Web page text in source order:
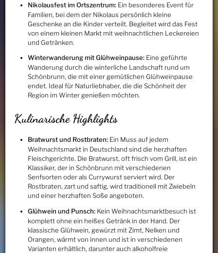
Nikolausfest im Ortszentrum:Ein besonderes Event für
Familien, bei dem der Nikolaus persönlich kleine
Geschenke an die Kinder verteilt. Begleitet wird das Fest
von einem kleinen Markt mit weihnachtlichen Leckereien
und Getränken.
Winterwanderung mit Glühweinpause:Eine geführte
Wanderung durch die winterliche Landschaft rund um
Schönbrunn, die mit einer gemütlichen Glühweinpause
endet. Ideal für Naturliebhaber, die die Schönheit der
Region im Winter genießen möchten.
Kulinarische Highlights
Bratwurst und Rostbraten:Ein Muss auf jedem
Weihnachtsmarkt in Deutschland sind die herzhaften
Fleischgerichte. Die Bratwurst, oft frisch vom Grill, ist ein
Klassiker, der in Schönbrunn mit verschiedenen
Senfsorten oder als Currywurst serviert wird. Der
Rostbraten, zart und saftig, wird traditionell mit Zwiebeln
und einer herzhaften Soße angeboten.
Glühwein und Punsch:Kein Weihnachtsmarktbesuch ist
komplett ohne ein heißes Getränk in der Hand. Der
klassische Glühwein, gewürzt mit Zimt, Nelken und
Orangen, wärmt von innen und ist in verschiedenen
Varianten erhältlich, darunter auch alkoholfreie